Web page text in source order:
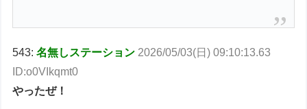
543:名無しステーション 2026/05/03(日) 09:10:13.63
ID:o0VIkqmt0
やったぜ！